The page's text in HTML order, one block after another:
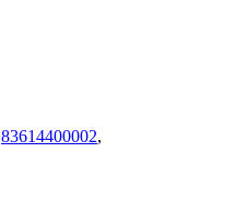
83614400002,